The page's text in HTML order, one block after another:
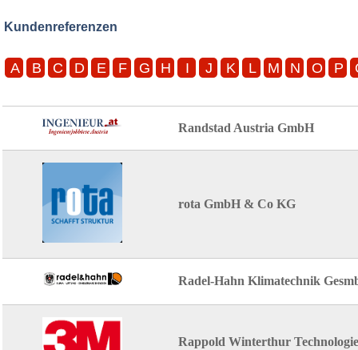
Kundenreferenzen
A B C D E F G H I J K L M N O P
Randstad Austria GmbH
rota GmbH & Co KG
Radel-Hahn Klimatechnik
Rappold Winterthur